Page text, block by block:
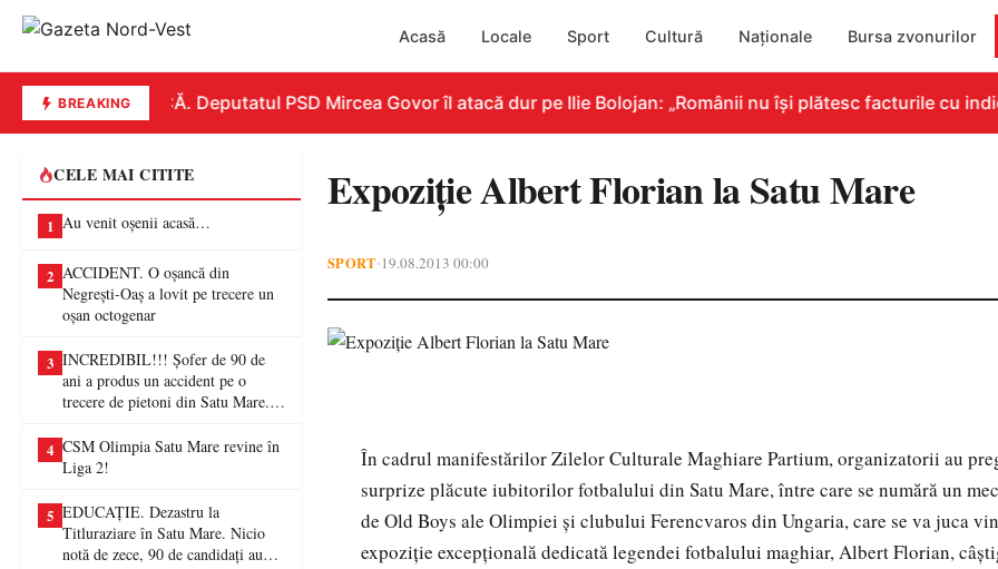
Acasă Locale Sport Cultură Naționale Bursa zvonurilor
BREAKINGREPLICĂ. Deputatul PSD Mircea Govor îl atacă dur pe Ilie Bolojan: „Românii nu își plătesc facturile cu
CELE MAI CITITE
1 Au venit oșenii acasă…
2 ACCIDENT. O oșancă din
Negrești-Oaș a lovit pe trecere un
oșan octogenar
3 INCREDIBIL!!! Șofer de 90 de
ani a produs un accident pe o
trecere de pietoni din Satu Mare. O
4 CSM Olimpia Satu Mare revine în
Liga 2!
5 EDUCAȚIE. Dezastru la
Titluraziare în Satu Mare. Nicio
notă de zece, 90 de candidați au
Expoziţie Albert Florian la Satu Mare
SPORT•19.08.2013 00:00
În cadrul manifestărilor Zilelor Culturale Maghiare Partium, organizatorii au
surprize plăcute iubitorilor fotbalului din Satu Mare, între care se numără un
de Old Boys ale Olimpiei şi clubului Ferencvaros din Ungaria, care se va juca
expoziţie excepţională dedicată legendei fotbalului maghiar, Albert Florian,